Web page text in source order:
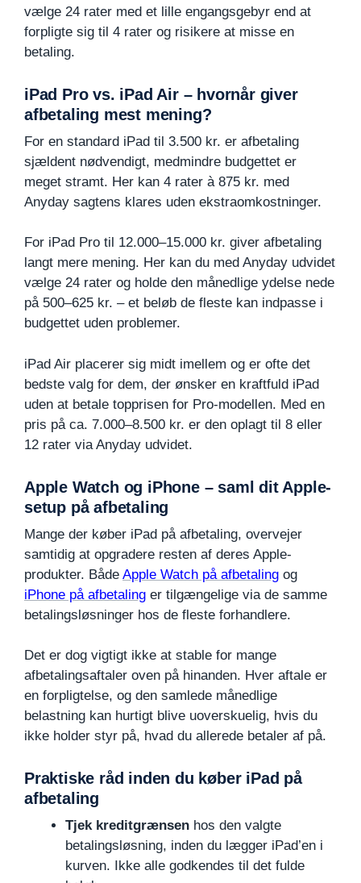
vælge 24 rater med et lille engangsgebyr end at
forpligte sig til 4 rater og risikere at misse en
betaling.
iPad Pro vs. iPad Air – hvornår giver
afbetaling mest mening?
For en standard iPad til 3.500 kr. er afbetaling
sjældent nødvendigt, medmindre budgettet er
meget stramt. Her kan 4 rater à 875 kr. med
Anyday sagtens klares uden ekstraomkostninger.
For iPad Pro til 12.000–15.000 kr. giver afbetaling
langt mere mening. Her kan du med Anyday udvidet
vælge 24 rater og holde den månedlige ydelse nede
på 500–625 kr. – et beløb de fleste kan indpasse i
budgettet uden problemer.
iPad Air placerer sig midt imellem og er ofte det
bedste valg for dem, der ønsker en kraftfuld iPad
uden at betale topprisen for Pro-modellen. Med en
pris på ca. 7.000–8.500 kr. er den oplagt til 8 eller
12 rater via Anyday udvidet.
Apple Watch og iPhone – saml dit Apple-
setup på afbetaling
Mange der køber iPad på afbetaling, overvejer
samtidig at opgradere resten af deres Apple-
produkter. Både Apple Watch på afbetaling og
iPhone på afbetaling er tilgængelige via de samme
betalingsløsninger hos de fleste forhandlere.
Det er dog vigtigt ikke at stable for mange
afbetalingsaftaler oven på hinanden. Hver aftale er
en forpligtelse, og den samlede månedlige
belastning kan hurtigt blive uoverskuelig, hvis du
ikke holder styr på, hvad du allerede betaler af på.
Praktiske råd inden du køber iPad på
afbetaling
Tjek kreditgrænsen hos den valgte
betalingsløsning, inden du lægger iPad’en i
kurven. Ikke alle godkendes til det fulde